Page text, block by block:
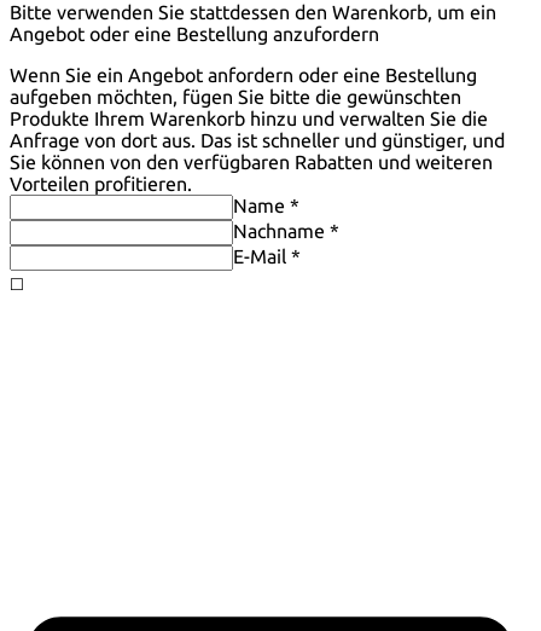
Bitte verwenden Sie stattdessen den Warenkorb, um ein
Angebot oder eine Bestellung anzufordern
Wenn Sie ein Angebot anfordern oder eine Bestellung
aufgeben möchten, fügen Sie bitte die gewünschten
Produkte Ihrem Warenkorb hinzu und verwalten Sie die
Anfrage von dort aus. Das ist schneller und günstiger, und
Sie können von den verfügbaren Rabatten und weiteren
Vorteilen profitieren.
Name *
Nachname *
E-Mail *
◻️